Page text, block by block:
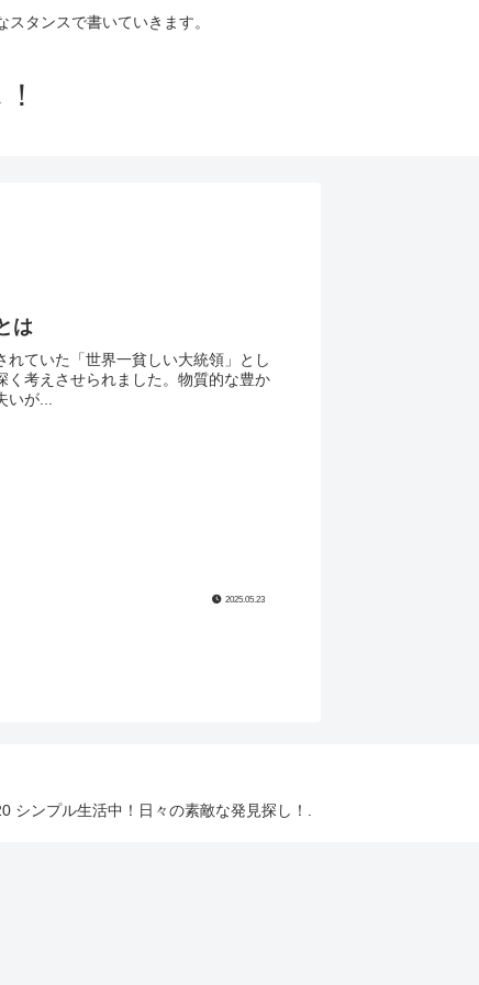
タンスで書いていきます。
は
ていた「世界一貧しい大統領」とし
く考えさせられました。物質的な豊か
が...
2025.05.23
シンプル生活中！日々の素敵な発見探し！.